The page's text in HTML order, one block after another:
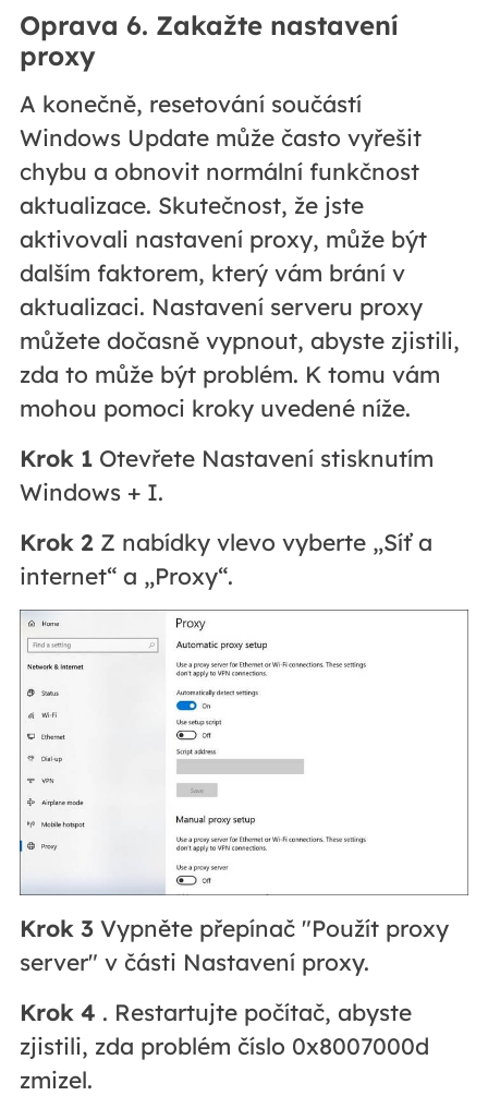
Oprava 6. Zakažte nastavení
proxy
A konečně, resetování součástí
Windows Update může často vyřešit
chybu a obnovit normální funkčnost
aktualizace. Skutečnost, že jste
aktivovali nastavení proxy, může být
dalším faktorem, který vám brání v
aktualizaci. Nastavení serveru proxy
můžete dočasně vypnout, abyste zjistili,
zda to může být problém. K tomu vám
mohou pomoci kroky uvedené níže.
Krok 1Otevřete Nastavení stisknutím
Windows + I.
Krok 2Z nabídky vlevo vyberte „Síť a
internet“ a „Proxy“.
Krok 3Vypněte přepínač "Použít proxy
server" v části Nastavení proxy.
Krok 4 . Restartujte počítač, abyste
zjistili, zda problém číslo 0x8007000d
zmizel.